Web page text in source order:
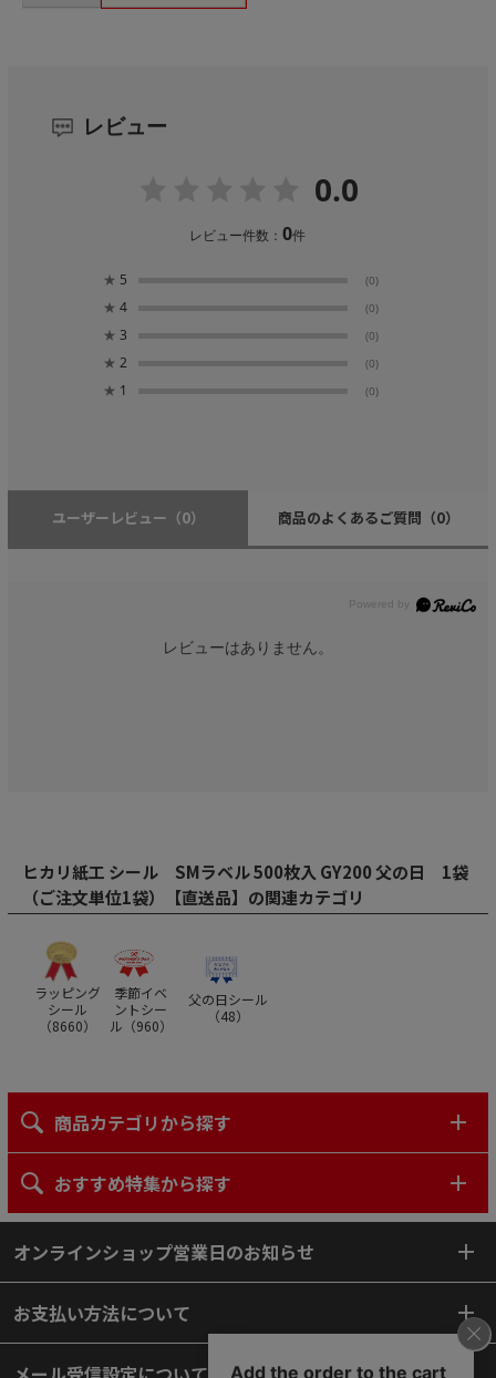
レビュー
0.0
レビュー件数：0件
★ 5 (0)
★ 4 (0)
★ 3 (0)
★ 2 (0)
★ 1 (0)
ユーザーレビュー （0） 商品のよくあるご質問 （0）
レビューはありません。
ヒカリ紙工 シール SMラベル 500枚入 GY200 父の日 1袋
（ご注文単位1袋）【直送品】の関連カテゴリ
ラッピング
シール
（8660）
季節イベ
ントシー
ル（960）
父の日シール
（48）
商品カテゴリから探す
おすすめ特集から探す
オンラインショップ営業日のお知らせ
お支払い方法について